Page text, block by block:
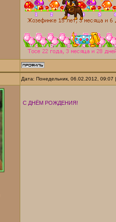
Дата: Понедельник, 06.02.2012,
С ДНЁМ РОЖДЕНИЯ!